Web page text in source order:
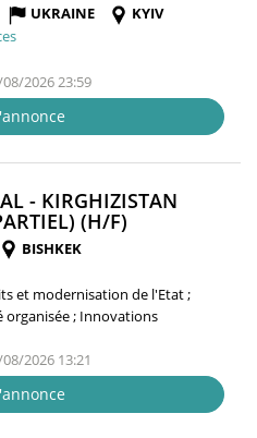
UKRAINE
KYIV
2026 23:59
- KIRGHIZISTAN
(H/F)
BISHKEK
et modernisation de l'Etat ;
organisée ; Innovations
2026 13:21